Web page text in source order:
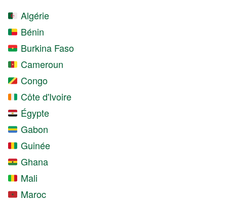
Algérie
Bénin
Burkina Faso
Cameroun
Congo
Côte d'Ivoire
Égypte
Gabon
Guinée
Ghana
Mali
Maroc